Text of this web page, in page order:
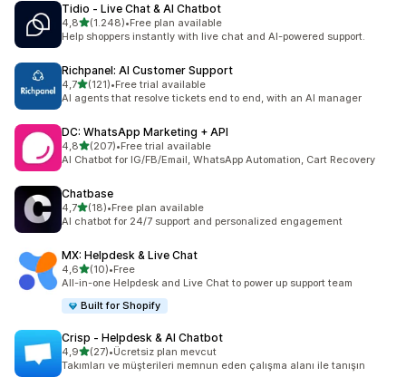
Tidio ‑ Live Chat & AI Chatbot
4,85 yıldız üzerinden
(1.248)
toplam 1248 değerlendirme
•Free plan available
Help shoppers instantly with live chat and AI-powered support.
Richpanel: AI Customer Support
4,75 yıldız üzerinden
(121)
toplam 121 değerlendirme
•Free trial available
AI agents that resolve tickets end to end, with an AI manager
DC: WhatsApp Marketing + API
4,85 yıldız üzerinden
(207)
toplam 207 değerlendirme
•Free trial available
AI Chatbot for IG/FB/Email, WhatsApp Automation, Cart Recovery
Chatbase
4,75 yıldız üzerinden
(18)
toplam 18 değerlendirme
•Free plan available
AI chatbot for 24/7 support and personalized engagement
MX: Helpdesk & Live Chat
4,65 yıldız üzerinden
(10)
toplam 10 değerlendirme
•Free
All-in-one Helpdesk and Live Chat to power up support team
Built for Shopify
Crisp ‑ Helpdesk & AI Chatbot
4,95 yıldız üzerinden
(27)
toplam 27 değerlendirme
•Ücretsiz plan mevcut
Takımları ve müşterileri memnun eden çalışma alanı ile tanışın